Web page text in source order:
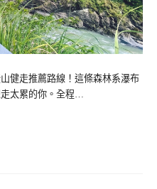
健走推薦路線！這條森林系瀑布
太累的你。全程…